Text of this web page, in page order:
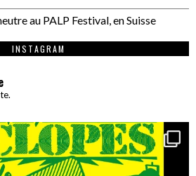
au PALP Festival, en Suisse
INSTAGRAM